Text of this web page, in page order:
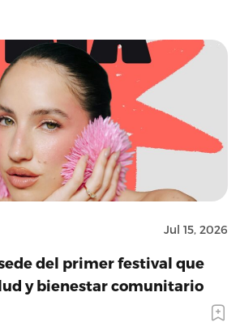
Jul 15, 2026
del primer festival que
y bienestar comunitario